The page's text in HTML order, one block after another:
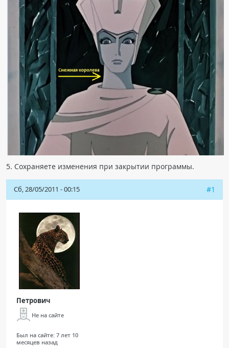
5. Сохраняете изменения при закрытии программы.
Сб, 28/05/2011 - 00:15 #1
Петрович
Не на сайте
Был на сайте: 7 лет 10
месяцев назад